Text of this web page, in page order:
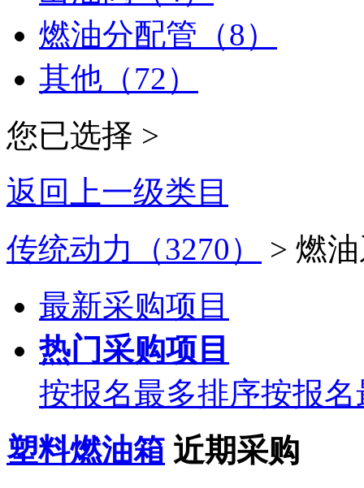
燃油分配管（8）
其他（72）
您已选择 >
返回上一级类目
传统动力（3270）
> 燃
最新采购项目
热门采购项目
按报名最多排序按报
塑料燃油箱 近期采购